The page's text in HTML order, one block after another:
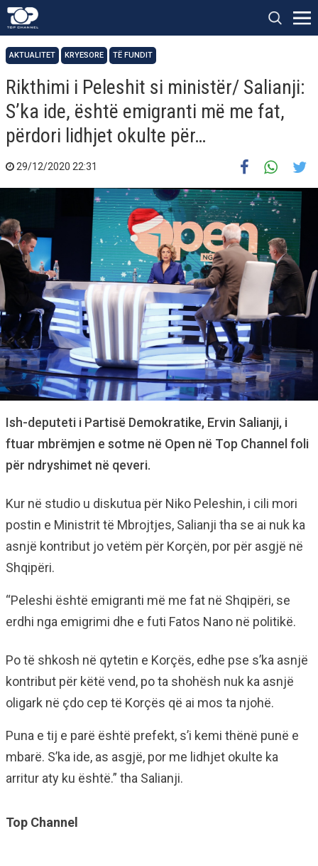
AKTUALITET KRYESORE TË FUNDIT
Rikthimi i Peleshit si ministër/ Salianji:
S’ka ide, është emigranti më me fat,
përdori lidhjet okulte për…
29/12/2020 22:31
Ish-deputeti i Partisë Demokratike, Ervin Salianji, i
ftuar mbrëmjen e sotme në Open në Top Channel foli
për ndryshimet në qeveri.
Kur në studio u diskutua për Niko Peleshin, i cili mori
postin e Ministrit të Mbrojtjes, Salianji tha se ai nuk ka
asnjë kontribut jo vetëm për Korçën, por për asgjë në
Shqipëri.
“Peleshi është emigranti më me fat në Shqipëri, se
erdhi nga emigrimi dhe e futi Fatos Nano në politikë.
Po të shkosh në qytetin e Korçës, edhe pse s’ka asnjë
kontribut për këtë vend, po ta shohësh nuk ka asnjë
oligark në çdo cep të Korçës që ai mos ta njohë.
Puna e tij e parë është prefekt, s’i kemi thënë punë e
mbarë. S’ka ide, as asgjë, por me lidhjet okulte ka
arritur aty ku është.” tha Salianji.
Top Channel